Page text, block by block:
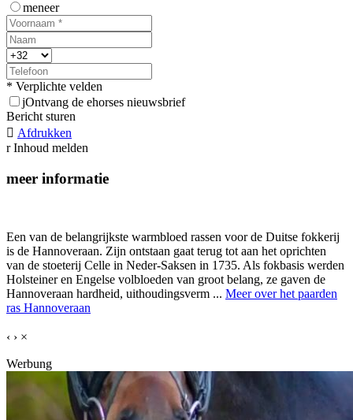
meneer
* Verplichte velden
jOntvang de ehorses nieuwsbrief
Bericht sturen
 Afdrukken
r Inhoud melden
meer informatie
Een van de belangrijkste warmbloed rassen voor de Duitse fokkerij
is de Hannoveraan. Zijn ontstaan gaat terug tot aan het oprichten
van de stoeterij Celle in Neder-Saksen in 1735. Als fokbasis werden
Holsteiner en Engelse volbloeden van groot belang, ze gaven de
Hannoveraan hardheid, uithoudingsverm ... Meer over het paarden
ras Hannoveraan
‹ › ×
Werbung